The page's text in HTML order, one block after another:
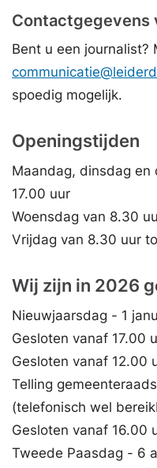
Contactgegevens
Bent u een journalist?
spoedig mogelijk.
Openingstijden
Maandag, dinsdag
17.00 uur
Woensdag van 8.30
Vrijdag van 8.30 uur
Wij zijn in 2026
Nieuwjaarsdag - 1
Gesloten vanaf 17.00
Gesloten vanaf 12.00
Telling
(telefonisch wel
Gesloten vanaf 16.00
Tweede Paasdag - 6